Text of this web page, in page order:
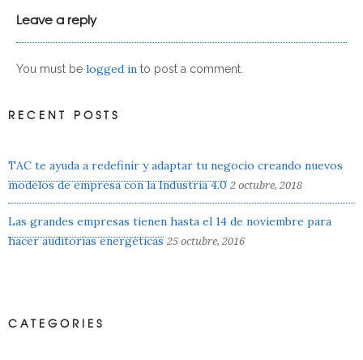
Leave a reply
You must be logged in to post a comment.
RECENT POSTS
TAC te ayuda a redefinir y adaptar tu negocio creando nuevos
modelos de empresa con la Industria 4.0 2 octubre, 2018
Las grandes empresas tienen hasta el 14 de noviembre para
hacer auditorías energéticas 25 octubre, 2016
CATEGORIES